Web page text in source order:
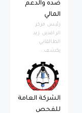
ضده والدعم
المالي
رئيس مركز
الرافدين زيد
الطالقاني
يكشف...
الشركة العامة
للفحص